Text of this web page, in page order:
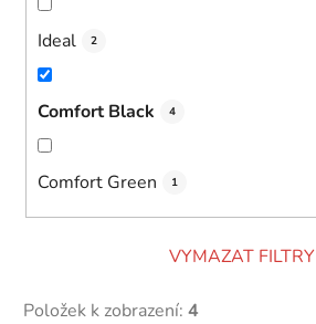
Ideal 2
Comfort Black 4
Comfort Green 1
VYMAZAT FILTRY
Položek k zobrazení: 4